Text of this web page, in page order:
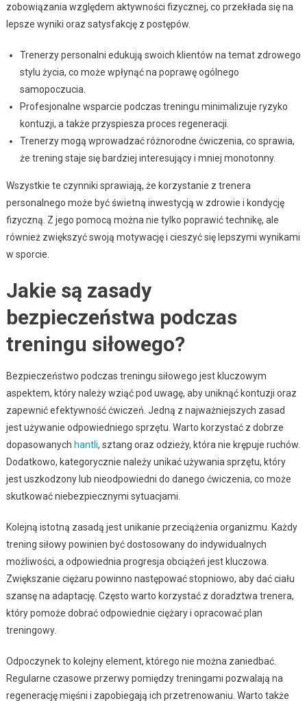
zobowiązania względem aktywności fizycznej, co przekłada się na
lepsze wyniki oraz satysfakcję z postępów.
Trenerzy personalni edukują swoich klientów na temat zdrowego
stylu życia, co może wpłynąć na poprawę ogólnego
samopoczucia.
Profesjonalne wsparcie podczas treningu minimalizuje ryzyko
kontuzji, a także przyspiesza proces regeneracji.
Trenerzy mogą wprowadzać różnorodne ćwiczenia, co sprawia,
że trening staje się bardziej interesujący i mniej monotonny.
Wszystkie te czynniki sprawiają, że korzystanie z trenera
personalnego może być świetną inwestycją w zdrowie i kondycję
fizyczną. Z jego pomocą można nie tylko poprawić technikę, ale
również zwiększyć swoją motywację i cieszyć się lepszymi wynikami
w sporcie.
Jakie są zasady
bezpieczeństwa podczas
treningu siłowego?
Bezpieczeństwo podczas treningu siłowego jest kluczowym
aspektem, który należy wziąć pod uwagę, aby uniknąć kontuzji oraz
zapewnić efektywność ćwiczeń. Jedną z najważniejszych zasad
jest używanie odpowiedniego sprzętu. Warto korzystać z dobrze
dopasowanych hantli, sztang oraz odzieży, która nie krępuje ruchów.
Dodatkowo, kategorycznie należy unikać używania sprzętu, który
jest uszkodzony lub nieodpowiedni do danego ćwiczenia, co może
skutkować niebezpiecznymi sytuacjami.
Kolejną istotną zasadą jest unikanie przeciążenia organizmu. Każdy
trening siłowy powinien być dostosowany do indywidualnych
możliwości, a odpowiednia progresja obciążeń jest kluczowa.
Zwiększanie ciężaru powinno następować stopniowo, aby dać ciału
szansę na adaptację. Często warto korzystać z doradztwa trenera,
który pomoże dobrać odpowiednie ciężary i opracować plan
treningowy.
Odpoczynek to kolejny element, którego nie można zaniedbać.
Regularne czasowe przerwy pomiędzy treningami pozwalają na
regenerację mięśni i zapobiegają ich przetrenowaniu. Warto także